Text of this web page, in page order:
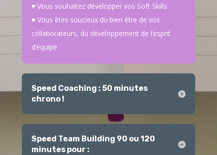
♥ Vous souhaitez développer vos Soft Skills
♥ Vous êtes soucieux du bien être de vos
collaborateurs, du développement de l’esprit
d’équipe
Speed Coaching : 50 minutes
chrono !
Speed Team Building 90 ou 120
minutes pour :